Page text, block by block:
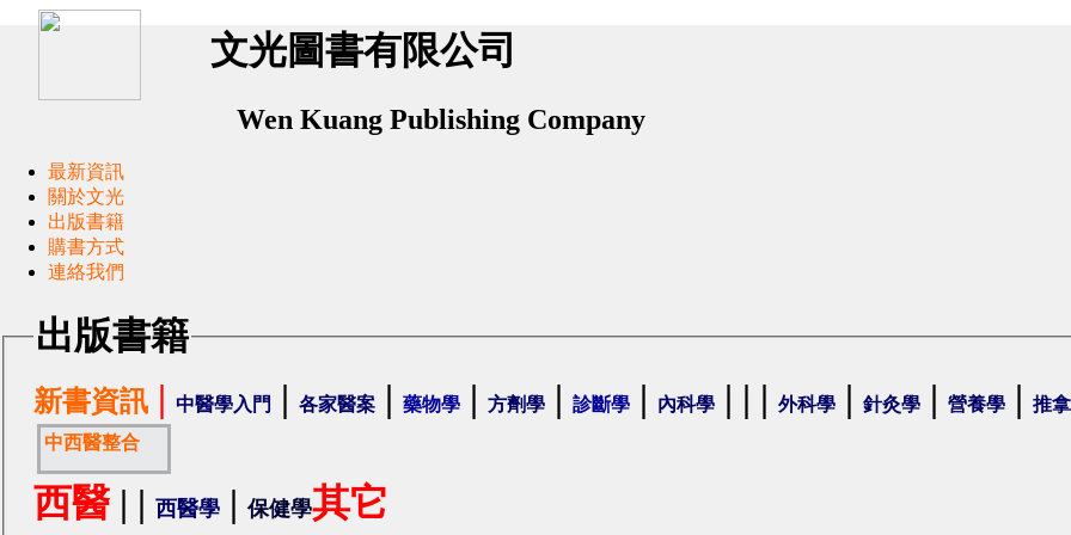
文光圖書有限公司
Wen Kuang Publishing Company
最新資訊
關於文光
出版書籍
購書方式
連絡我們
出版書籍
新書資訊 | 中醫學入門 | 各家醫案 | 藥物學 | 方劑學 | 診斷學 | 內科學 | | | 外科學 | 針灸學 | 營養學 | 推
中西醫整合
西醫 | | 西醫學 | 保健學其它